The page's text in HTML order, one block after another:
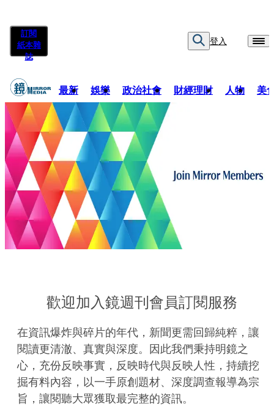
訂閱
紙本雜
誌
登入
最新 娛樂 政治社會 財經理財 人物 美
歡迎加入鏡週刊會員訂閱服務
在資訊爆炸與碎片的年代，新聞更需回歸純粹，讓
閱讀更清澈、真實與深度。因此我們秉持明鏡之
心，充份反映事實，反映時代與反映人性，持續挖
掘有料內容，以一手原創題材、深度調查報導為宗
旨，讓閱聽大眾獲取最完整的資訊。